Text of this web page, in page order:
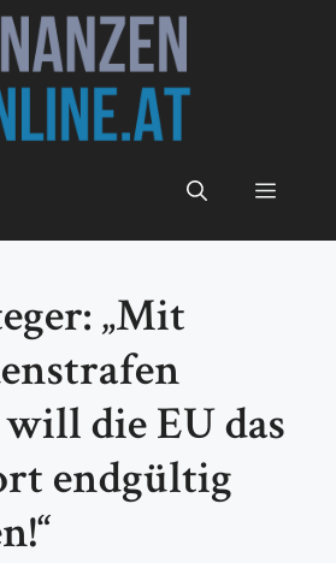
Menü
„Mit
die EU das
endgültig